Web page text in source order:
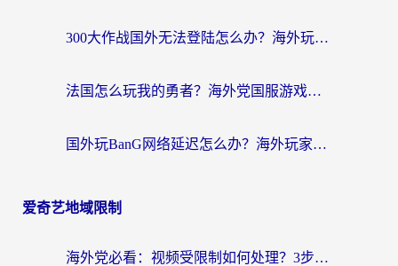
300大作战国外无法登陆怎么办？海外玩家亲测有效的解决指南
法国怎么玩我的勇者？海外党国服游戏不卡攻略，附3款热门游戏加速实测
国外玩BanG网络延迟怎么办？海外玩家亲测有效的国服游戏加速指南
爱奇艺地域限制
海外党必看：视频受限制如何处理？3步解决国内剧番“看不了”难题